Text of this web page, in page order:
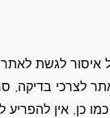
לגשת לאתר
לצרכי בדיקה,
כן, אין להפריע